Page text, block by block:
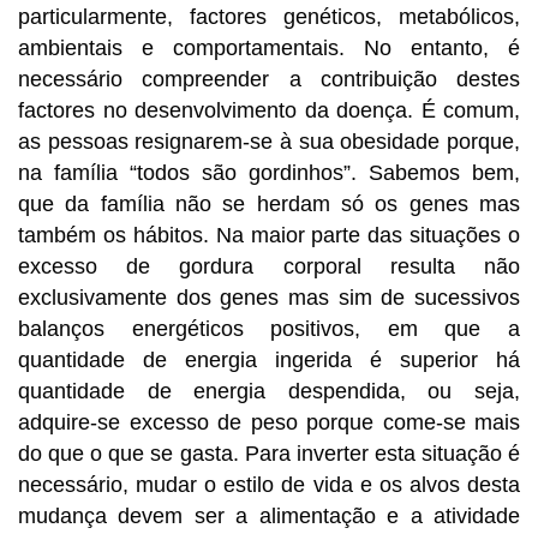
particularmente, factores genéticos, metabólicos,
ambientais e comportamentais. No entanto, é
necessário compreender a contribuição destes
factores no desenvolvimento da doença. É comum,
as pessoas resignarem-se à sua obesidade porque,
na família “todos são gordinhos”. Sabemos bem,
que da família não se herdam só os genes mas
também os hábitos. Na maior parte das situações o
excesso de gordura corporal resulta não
exclusivamente dos genes mas sim de sucessivos
balanços energéticos positivos, em que a
quantidade de energia ingerida é superior há
quantidade de energia despendida, ou seja,
adquire-se excesso de peso porque come-se mais
do que o que se gasta. Para inverter esta situação é
necessário, mudar o estilo de vida e os alvos desta
mudança devem ser a alimentação e a atividade